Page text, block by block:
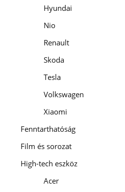
Hyundai
Nio
Renault
Skoda
Tesla
Volkswagen
Xiaomi
Fenntarthatóság
Film és sorozat
High-tech eszköz
Acer